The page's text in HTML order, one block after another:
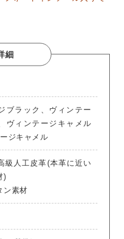
細
ブラック、ヴィンテー
ヴィンテージキャメル
ジキャメル
級人工皮革(本革に近い
)
ン素材